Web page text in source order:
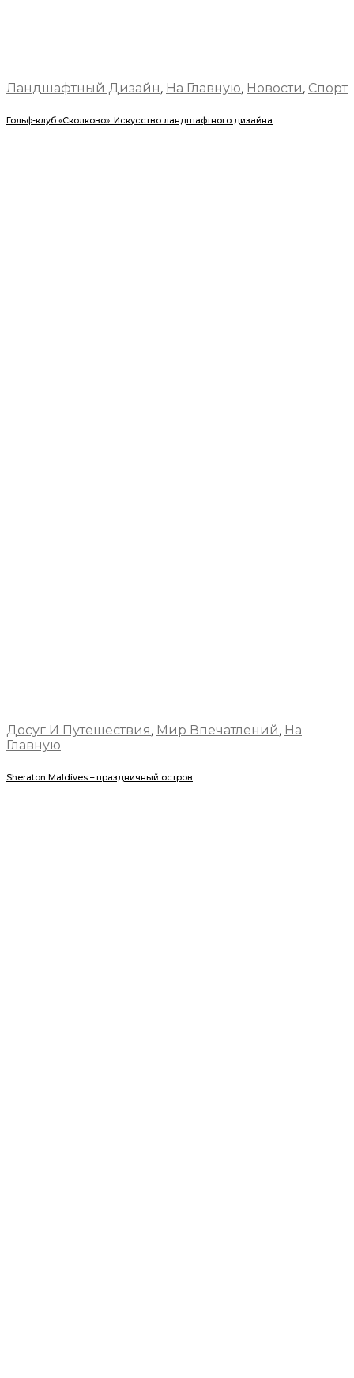
Ландшафтный Дизайн, На Главную, Новости, Спорт
Гольф-клуб «Сколково»: Искусство ландшафтного дизайна
Досуг И Путешествия, Мир Впечатлений, На
Главную
Sheraton Maldives – праздничный остров